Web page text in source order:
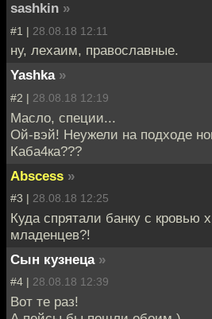
sashkin »
#1 | 28.08.18 12:11
ну, лехаим, православные.
Yashka »
#2 | 28.08.18 12:19
Масло, специи...
Ой-вэй! Неужели на подходе
Каба4ка???
Abscess »
#3 | 28.08.18 12:25
Куда спрятали банку с кровью
младенцев?!
Сын кузнеца »
#4 | 28.08.18 12:39
Вот те раз!